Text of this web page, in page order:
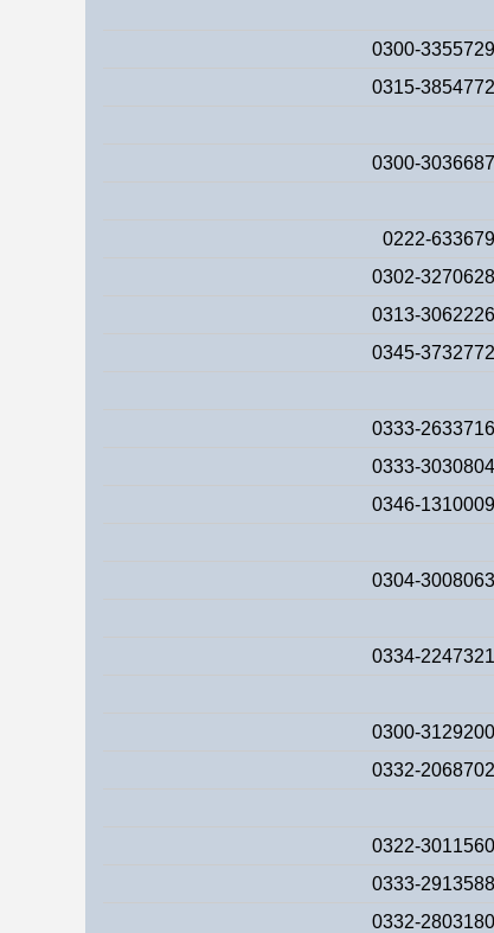
0300-3355729
0315-3854772
0300-3036687
0222-633679
0302-3270628
0313-3062226
0345-3732772
0333-2633716
0333-3030804
0346-1310009
0304-3008063
0334-2247321
0300-3129200
0332-2068702
0322-3011560
0333-2913588
0332-2803180